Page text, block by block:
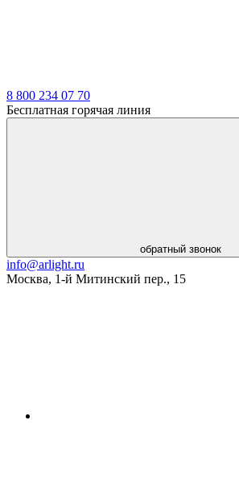
8 800 234 07 70
Бесплатная горячая линия
обратный звонок
info@arlight.ru
Москва, 1-й Митинский пер., 15